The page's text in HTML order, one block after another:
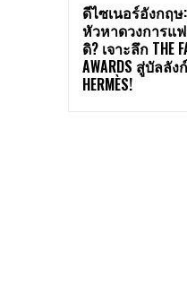
ดีไซเนอร์อังกฤ
หัวหาดวงการแ
ดิ? เจาะลึก THE
AWARDS สู่บัลลัง
HERMÈS!